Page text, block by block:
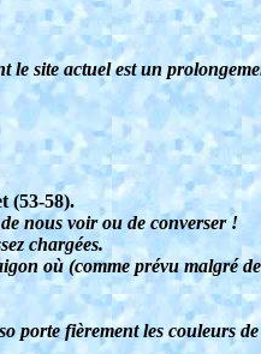
le site actuel est un
(53-58).
nous voir ou de converser !
chargées.
où (comme prévu malgré
porte fièrement les couleurs